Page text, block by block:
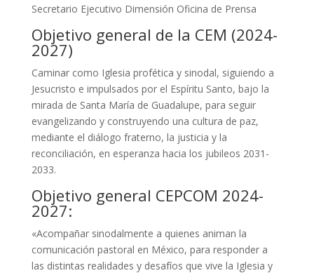
Secretario Ejecutivo Dimensión Oficina de Prensa
Objetivo general de la CEM (2024-
2027)
Caminar como Iglesia profética y sinodal, siguiendo a
Jesucristo e impulsados por el Espíritu Santo, bajo la
mirada de Santa María de Guadalupe, para seguir
evangelizando y construyendo una cultura de paz,
mediante el diálogo fraterno, la justicia y la
reconciliación, en esperanza hacia los jubileos 2031-
2033.
Objetivo general CEPCOM 2024-
2027:
«Acompañar sinodalmente a quienes animan la
comunicación pastoral en México, para responder a
las distintas realidades у desafíos que vive la Iglesia y